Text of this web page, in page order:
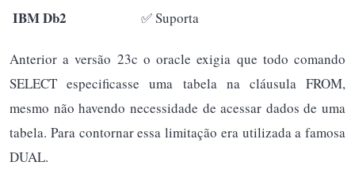
IBM Db2 ✅Suporta
Anterior a versão 23c o oracle exigia que todo comando
SELECT especificasse uma tabela na cláusula FROM,
mesmo não havendo necessidade de acessar dados de uma
tabela. Para contornar essa limitação era utilizada a famosa
DUAL.